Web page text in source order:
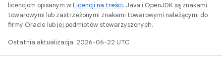
licencjom opisanym wLicencji na treści. Java i OpenJDK są znakami
towarowymi lub zastrzeżonymi znakami towarowymi należącymi do
firmy Oracle lub jej podmiotów stowarzyszonych.
Ostatnia aktualizacja: 2026-06-22 UTC.